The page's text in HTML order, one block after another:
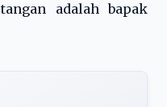
adalah bapak